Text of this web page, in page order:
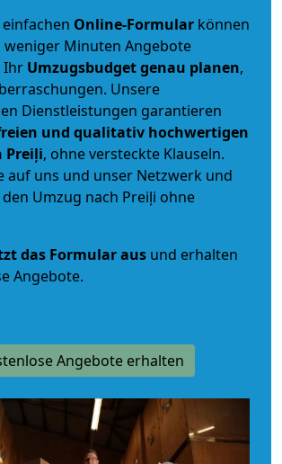
Online-Formular können
weniger Minuten Angebote
Ihr Umzugsbudgetgenau planen,
Unsere
Dienstleistungen garantieren
und qualitativ hochwertigen
Preiļi, ohne versteckte Klauseln.
auf uns und unser Netzwerk und
Umzug nach Preiļi ohne
das Formular aus und erhalten
Angebote.
Angebote erhalten